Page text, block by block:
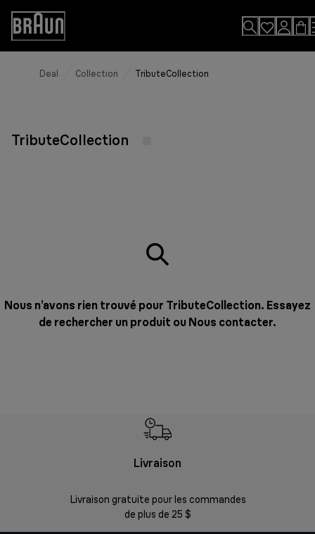
Skip
Content
Accessibility
Statement
Deal Collection TributeCollection
TributeCollection
Nous n’avons rien trouvé pour TributeCollection. Essayez
de rechercher un produit ou Nous contacter.
Livraison
Livraison gratuite pour les commandes
de plus de 25 $